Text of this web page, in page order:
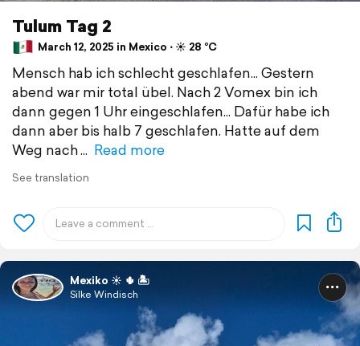
Tulum Tag 2
March 12, 2025 in Mexico ⋅ ☀️ 28 °C
Mensch hab ich schlecht geschlafen... Gestern
abend war mir total übel. Nach 2 Vomex bin ich
dann gegen 1 Uhr eingeschlafen... Dafür habe ich
dann aber bis halb 7 geschlafen. Hatte auf dem
Weg nach
Read more
See translation
Mexiko ☀️ 🌵 🏝️
Silke Windisch